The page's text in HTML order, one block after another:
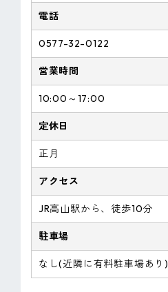
電話
0577-32-0122
営業時間
10:00～17:00
定休日
正月
アクセス
JR高山駅から、徒歩10分
駐車場
なし(近隣に有料駐車場あり)